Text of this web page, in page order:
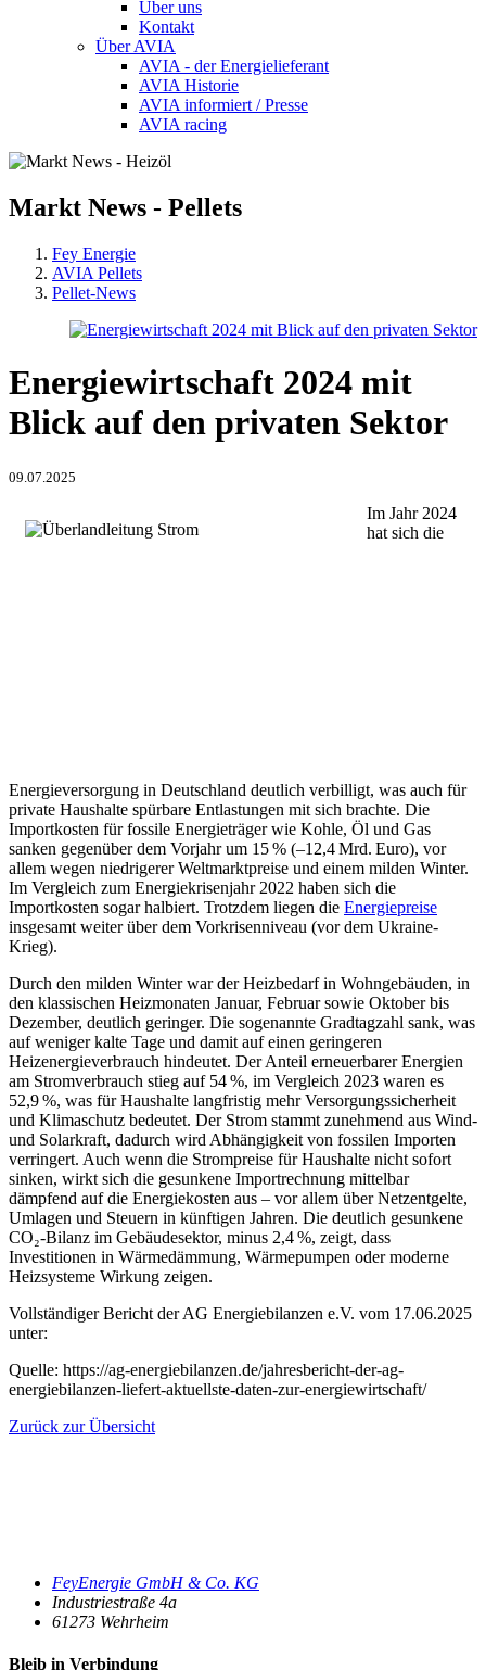
Über uns
Kontakt
Über AVIA
AVIA - der Energielieferant
AVIA Historie
AVIA informiert / Presse
AVIA racing
Markt News - Pellets
Fey Energie
AVIA Pellets
Pellet-News
Energiewirtschaft 2024 mit
Blick auf den privaten Sektor
09.07.2025
Im Jahr 2024
hat sich die
Energieversorgung in Deutschland deutlich verbilligt, was auch für
private Haushalte spürbare Entlastungen mit sich brachte. Die
Importkosten für fossile Energieträger wie Kohle, Öl und Gas
sanken gegenüber dem Vorjahr um 15 % (–12,4 Mrd. Euro), vor
allem wegen niedrigerer Weltmarktpreise und einem milden Winter.
Im Vergleich zum Energiekrisenjahr 2022 haben sich die
Importkosten sogar halbiert. Trotzdem liegen die Energiepreise
insgesamt weiter über dem Vorkrisenniveau (vor dem Ukraine-
Krieg).
Durch den milden Winter war der Heizbedarf in Wohngebäuden, in
den klassischen Heizmonaten Januar, Februar sowie Oktober bis
Dezember, deutlich geringer. Die sogenannte Gradtagzahl sank, was
auf weniger kalte Tage und damit auf einen geringeren
Heizenergieverbrauch hindeutet. Der Anteil erneuerbarer Energien
am Stromverbrauch stieg auf 54 %, im Vergleich 2023 waren es
52,9 %, was für Haushalte langfristig mehr Versorgungssicherheit
und Klimaschutz bedeutet. Der Strom stammt zunehmend aus Wind-
und Solarkraft, dadurch wird Abhängigkeit von fossilen Importen
verringert. Auch wenn die Strompreise für Haushalte nicht sofort
sinken, wirkt sich die gesunkene Importrechnung mittelbar
dämpfend auf die Energiekosten aus – vor allem über Netzentgelte,
Umlagen und Steuern in künftigen Jahren. Die deutlich gesunkene
CO₂-Bilanz im Gebäudesektor, minus 2,4 %, zeigt, dass
Investitionen in Wärmedämmung, Wärmepumpen oder moderne
Heizsysteme Wirkung zeigen.
Vollständiger Bericht der AG Energiebilanzen e.V. vom 17.06.2025
unter:
Quelle: https://ag-energiebilanzen.de/jahresbericht-der-ag-
energiebilanzen-liefert-aktuellste-daten-zur-energiewirtschaft/
Zurück zur Übersicht
FeyEnergie GmbH & Co. KG
Industriestraße 4a
61273 Wehrheim
Bleib in Verbindung